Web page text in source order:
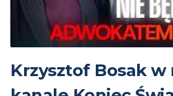
Krzysztof Bosak w